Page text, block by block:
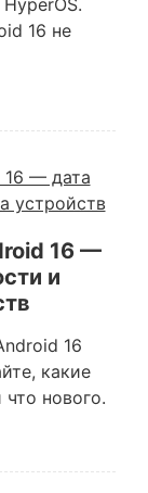
16 не
16 —
и
16
какие
нового.